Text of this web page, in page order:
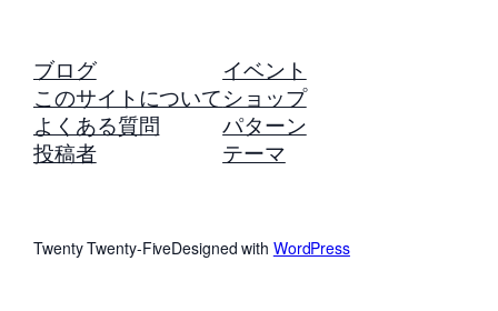
ブログ
このサイトについて
よくある質問
投稿者
イベント
ショップ
パターン
テーマ
Twenty Twenty-FiveDesigned with WordPress